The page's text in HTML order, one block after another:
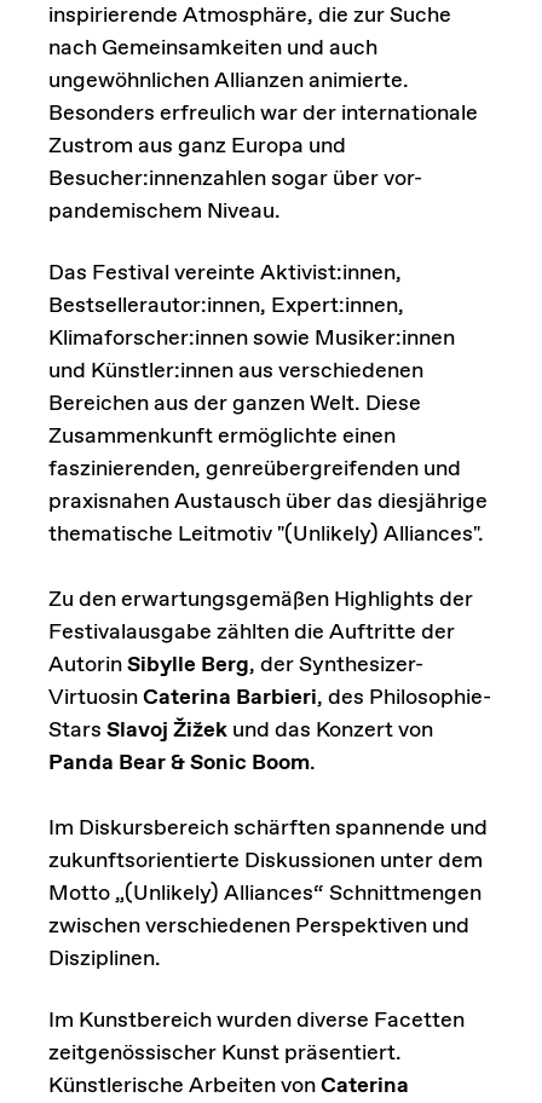
inspirierende Atmosphäre, die zur Suche
nach Gemeinsamkeiten und auch
ungewöhnlichen Allianzen animierte.
Besonders erfreulich war der internationale
Zustrom aus ganz Europa und
Besucher:innenzahlen sogar über vor-
pandemischem Niveau.
Das Festival vereinte Aktivist:innen,
Bestsellerautor:innen, Expert:innen,
Klimaforscher:innen sowie Musiker:innen
und Künstler:innen aus verschiedenen
Bereichen aus der ganzen Welt. Diese
Zusammenkunft ermöglichte einen
faszinierenden, genreübergreifenden und
praxisnahen Austausch über das diesjährige
thematische Leitmotiv "(Unlikely) Alliances".
​​Zu den erwartungsgemäßen Highlights der
Festivalausgabe zählten die Auftritte der
AutorinSibylle Berg, der Synthesizer-
VirtuosinCaterina Barbieri, des Philosophie-
Stars Slavoj Žižek und das Konzert von
Panda Bear & Sonic Boom.
Im Diskursbereich schärften spannende und
zukunftsorientierte Diskussionen unter dem
Motto „(Unlikely) Alliances“ Schnittmengen
zwischen verschiedenen Perspektiven und
Disziplinen.
Im Kunstbereich wurden diverse Facetten
zeitgenössischer Kunst präsentiert.
Künstlerische Arbeiten vonCaterina